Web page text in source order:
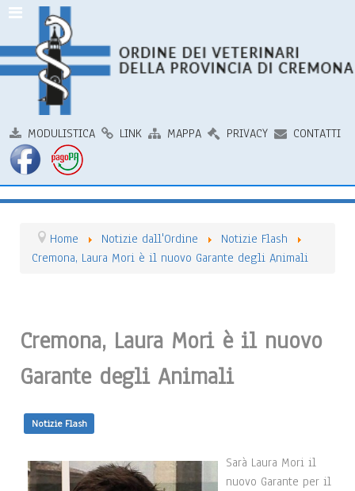
MODULISTICA LINK MAPPA PRIVACY CONTATTI
Home Notizie dall'Ordine
Notizie Flash
Cremona, Laura Mori è il nuovo Garante degli Animali
Cremona, Laura Mori è il nuovo
Garante degli Animali
Notizie Flash
Sarà Laura Mori il
nuovo Garante per il